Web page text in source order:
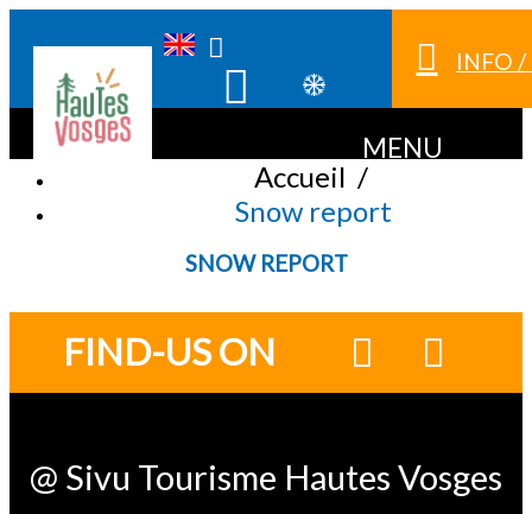
INFO
MENU
Accueil /
Snow report
SNOW REPORT
FIND-US ON
@ Sivu Tourisme Hautes Vosges